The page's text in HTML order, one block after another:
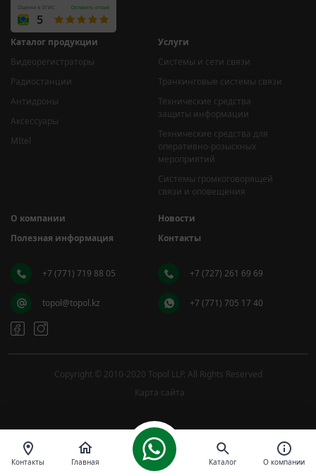
Контакты Главная Каталог О компании
Каталог продукции
Видеорегистраторы
Радиостанции
Антидроны
Аксессуары
MItel
Услуги
Системы и сети связи
Транкинговые системы связи
Технические средства
защиты информации
Технические средства для
оперативно-розыскных
мероприятий
Системы громкоговорящей
связи и оповещения
О компании
Новости
Полезная информация
Контакты
+7 (771) 719 88 05 +7 (727) 261 69 69
topol@topol.kz +7 (771) 705 17 40
Copyright © 2010-2020 Topol LLP. All Rights Reserved
Карта сайта